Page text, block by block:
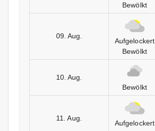
Bewölkt
09. Aug.
Aufgelockert
Bewölkt
10. Aug.
Bewölkt
11. Aug.
Aufgelockert